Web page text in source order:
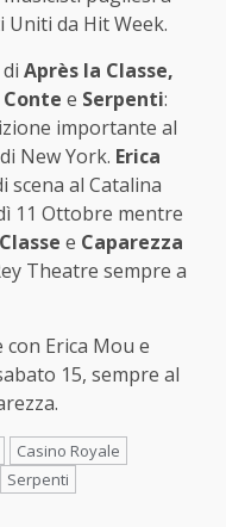
Uniti da Hit Week.
Après la Classe,
e Serpenti:
importante al
New York. Erica
scena al Catalina
11 Ottobre mentre
e Caparezza
Theatre sempre a
Erica Mou e
15, sempre al
Casino Royale
Serpenti